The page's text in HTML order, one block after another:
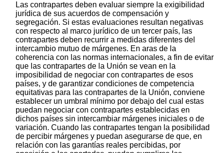
Las contrapartes deben evaluar siempre la exigibilidad
jurídica de sus acuerdos de compensación y
segregación. Si estas evaluaciones resultan negativas
con respecto al marco jurídico de un tercer país, las
contrapartes deben recurrir a medidas diferentes del
intercambio mutuo de márgenes. En aras de la
coherencia con las normas internacionales, a fin de evitar
que las contrapartes de la Unión se vean en la
imposibilidad de negociar con contrapartes de esos
países, y de garantizar condiciones de competencia
equitativas para las contrapartes de la Unión, conviene
establecer un umbral mínimo por debajo del cual estas
puedan negociar con contrapartes establecidas en
dichos países sin intercambiar márgenes iniciales o de
variación. Cuando las contrapartes tengan la posibilidad
de percibir márgenes y puedan asegurarse de que, en
relación con las garantías reales percibidas, por